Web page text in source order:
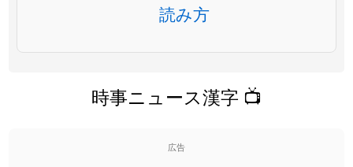
読み方
時事ニュース漢字 📺
広告